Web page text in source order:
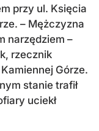
przy ul. Księcia
– Mężczyzna
narzędziem –
rzecznik
Górze.
stanie trafił
uciekł